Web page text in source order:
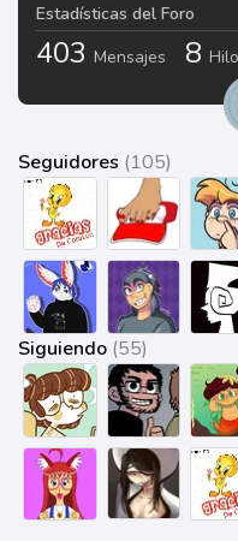
Estadísticas del Foro
403 Mensajes 8
Seguidores (105)
Siguiendo (55)